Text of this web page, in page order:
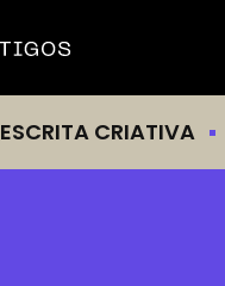
ESCRITA CRIATIVA